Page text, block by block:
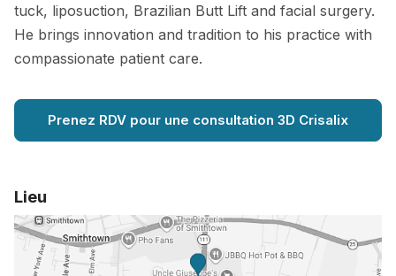
tuck, liposuction, Brazilian Butt Lift and facial surgery.
He brings innovation and tradition to his practice with
compassionate patient care.
Prenez RDV pour une consultation 3D Crisalix
Lieu